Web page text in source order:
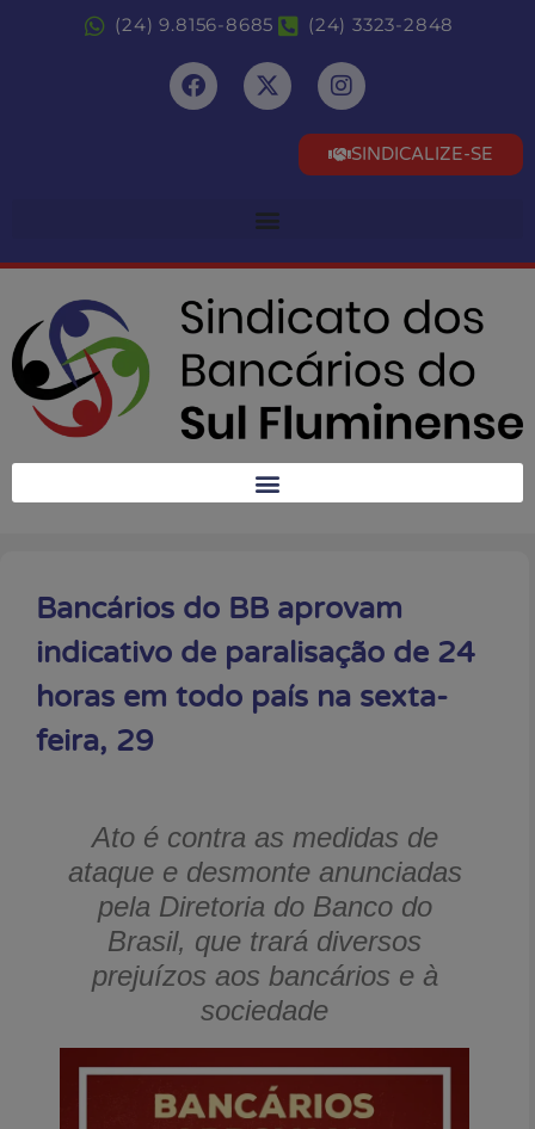
(24) 9.8156-8685 (24) 3323-2848
SINDICALIZE-SE
Bancários do BB aprovam
indicativo de paralisação de 24
horas em todo país na sexta-
feira, 29
Ato é contra as medidas de
ataque e desmonte anunciadas
pela Diretoria do Banco do
Brasil, que trará diversos
prejuízos aos bancários e à
sociedade